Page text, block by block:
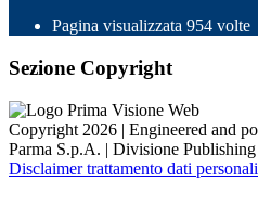
Pagina visualizzata 954 volte
Sezione Copyright
Copyright 2026 | Engineered and
Parma S.p.A. | Divisione
Disclaimer trattamento dati personali